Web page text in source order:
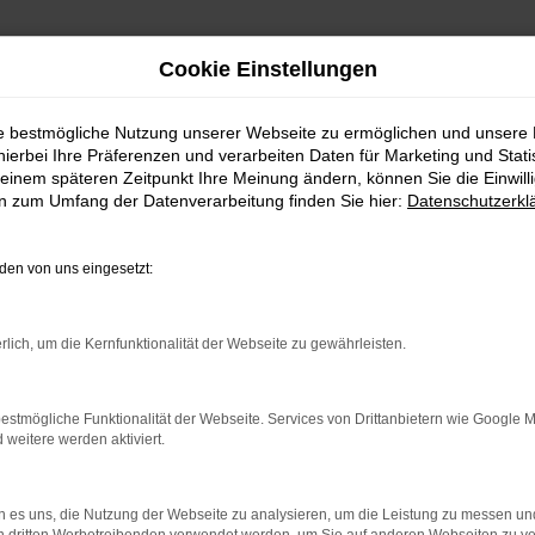
kaufen mit
– perfekt unterwegs in
doch mal einen Mini Vorführwagen. Für
Fast-Neuwagen. Mini Vorführwagen haben den
meist nur wenige Kilometer auf dem Tacho
der Präsentation und um die vielen Vorteile
dann ausgewechselt und gelangen zu
wir jeden Mini Vorführwagen direkt zu dir
Cookie Einstellungen
bestmögliche Nutzung unserer Webseite zu ermöglichen und unsere
Ihre Präferenzen und verarbeiten Daten für Marketing und
späteren Zeitpunkt Ihre Meinung ändern, können Sie die
zum Umfang der Datenverarbeitung finden Sie hier:
von uns eingesetzt:
um die Kernfunktionalität der Webseite zu gewährleisten.
Funktionalität der Webseite. Services von Drittanbietern wie Google
weitere werden aktiviert.
es uns, die Nutzung der Webseite zu analysieren, um die Leistung zu messen